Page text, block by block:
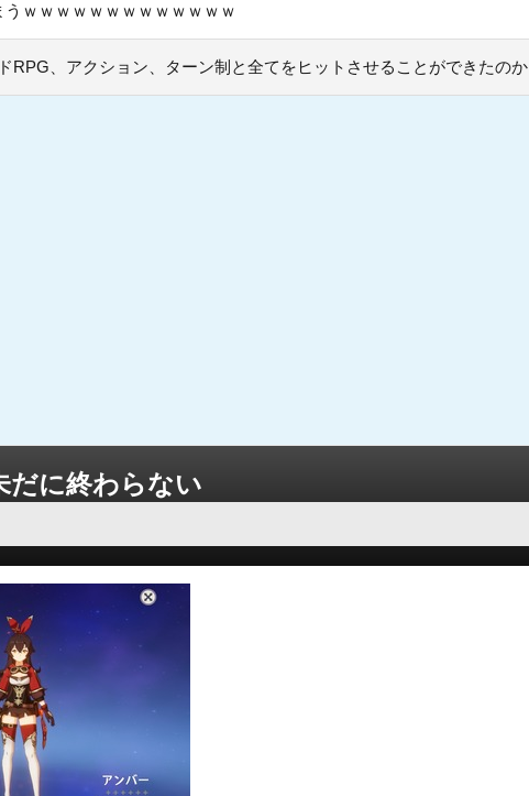
ｗｗｗｗｗｗｗｗｗｗｗｗｗ
RPG、アクション、ターン制と全てをヒットさせることができたのか
だに終わらない